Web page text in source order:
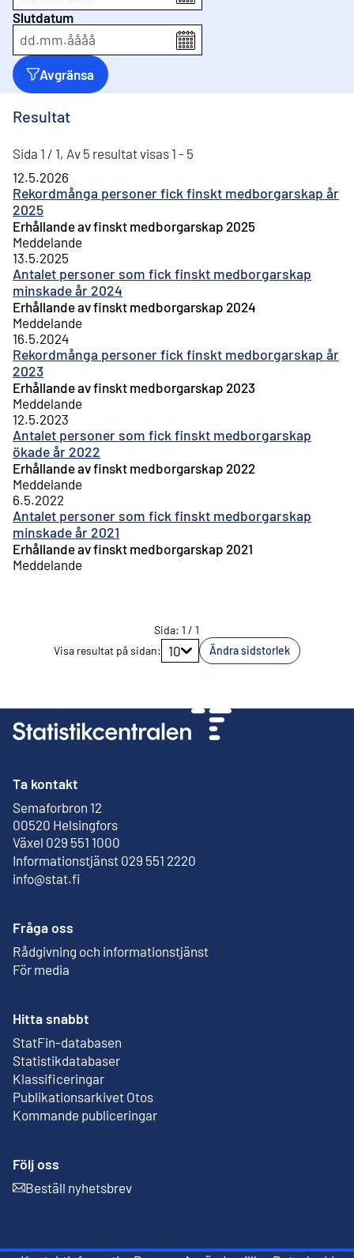
Slutdatum
dd.mm.åååå
Avgränsa
Resultat
Sida 1 / 1, Av 5 resultat visas 1 - 5
Rekordmånga personer fick finskt medborgarskap år
2025
12.5.2026
Erhållande av finskt medborgarskap 2025
Meddelande
Antalet personer som fick finskt medborgarskap
minskade år 2024
13.5.2025
Erhållande av finskt medborgarskap 2024
Meddelande
Rekordmånga personer fick finskt medborgarskap år
2023
16.5.2024
Erhållande av finskt medborgarskap 2023
Meddelande
Antalet personer som fick finskt medborgarskap
ökade år 2022
12.5.2023
Erhållande av finskt medborgarskap 2022
Meddelande
Antalet personer som fick finskt medborgarskap
minskade år 2021
6.5.2022
Erhållande av finskt medborgarskap 2021
Meddelande
Gå till sidan
Sida: 1 /1
Visa resultat på sidan: 10 Ändra sidstorlek
Ta kontakt
Semaforbron 12
00520 Helsingfors
Extern länk
Växel 029 551 1000
Informationstjänst 029 551 2220
info@stat.fi
Fråga oss
Rådgivning och informationstjänst
För media
Hitta snabbt
StatFin-databasen
Extern länk
Statistikdatabaser
Klassificeringar
Publikationsarkivet Otos
Extern länk
Kommande publiceringar
Följ oss
Beställ nyhetsbrev
Extern länk